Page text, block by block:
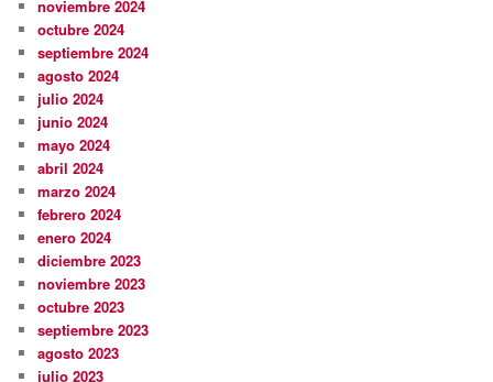
noviembre 2024
octubre 2024
septiembre 2024
agosto 2024
julio 2024
junio 2024
mayo 2024
abril 2024
marzo 2024
febrero 2024
enero 2024
diciembre 2023
noviembre 2023
octubre 2023
septiembre 2023
agosto 2023
julio 2023